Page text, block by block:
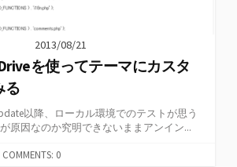
2013/08/21
を使ってテーマにカスタ
る
以降、ローカル環境でのテストが思う
原因なのか究明できないままアンイン...
COMMENTS: 0